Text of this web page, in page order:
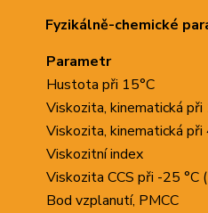
Fyzikálně-chemické
Parametr
Hustota při 15°C
Viskozita, kinematická při
Viskozita, kinematická při
Viskozitní index
Viskozita CCS při -25 °C
Bod vzplanutí, PMCC